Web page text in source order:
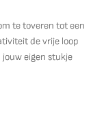
te toveren tot een
de vrije loop
eigen stukje